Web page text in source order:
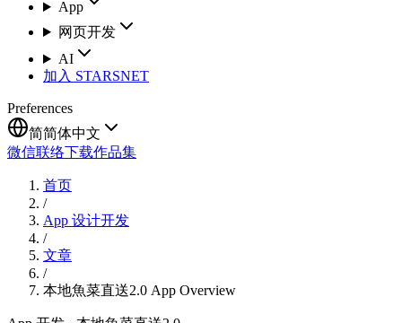
App
网页开发
AI
加入 STARSNET
Preferences
简简体中文
微信联络下载作品集
首页
/
App 设计开发
/
文章
/
本地魚菜直送2.0 App Overview